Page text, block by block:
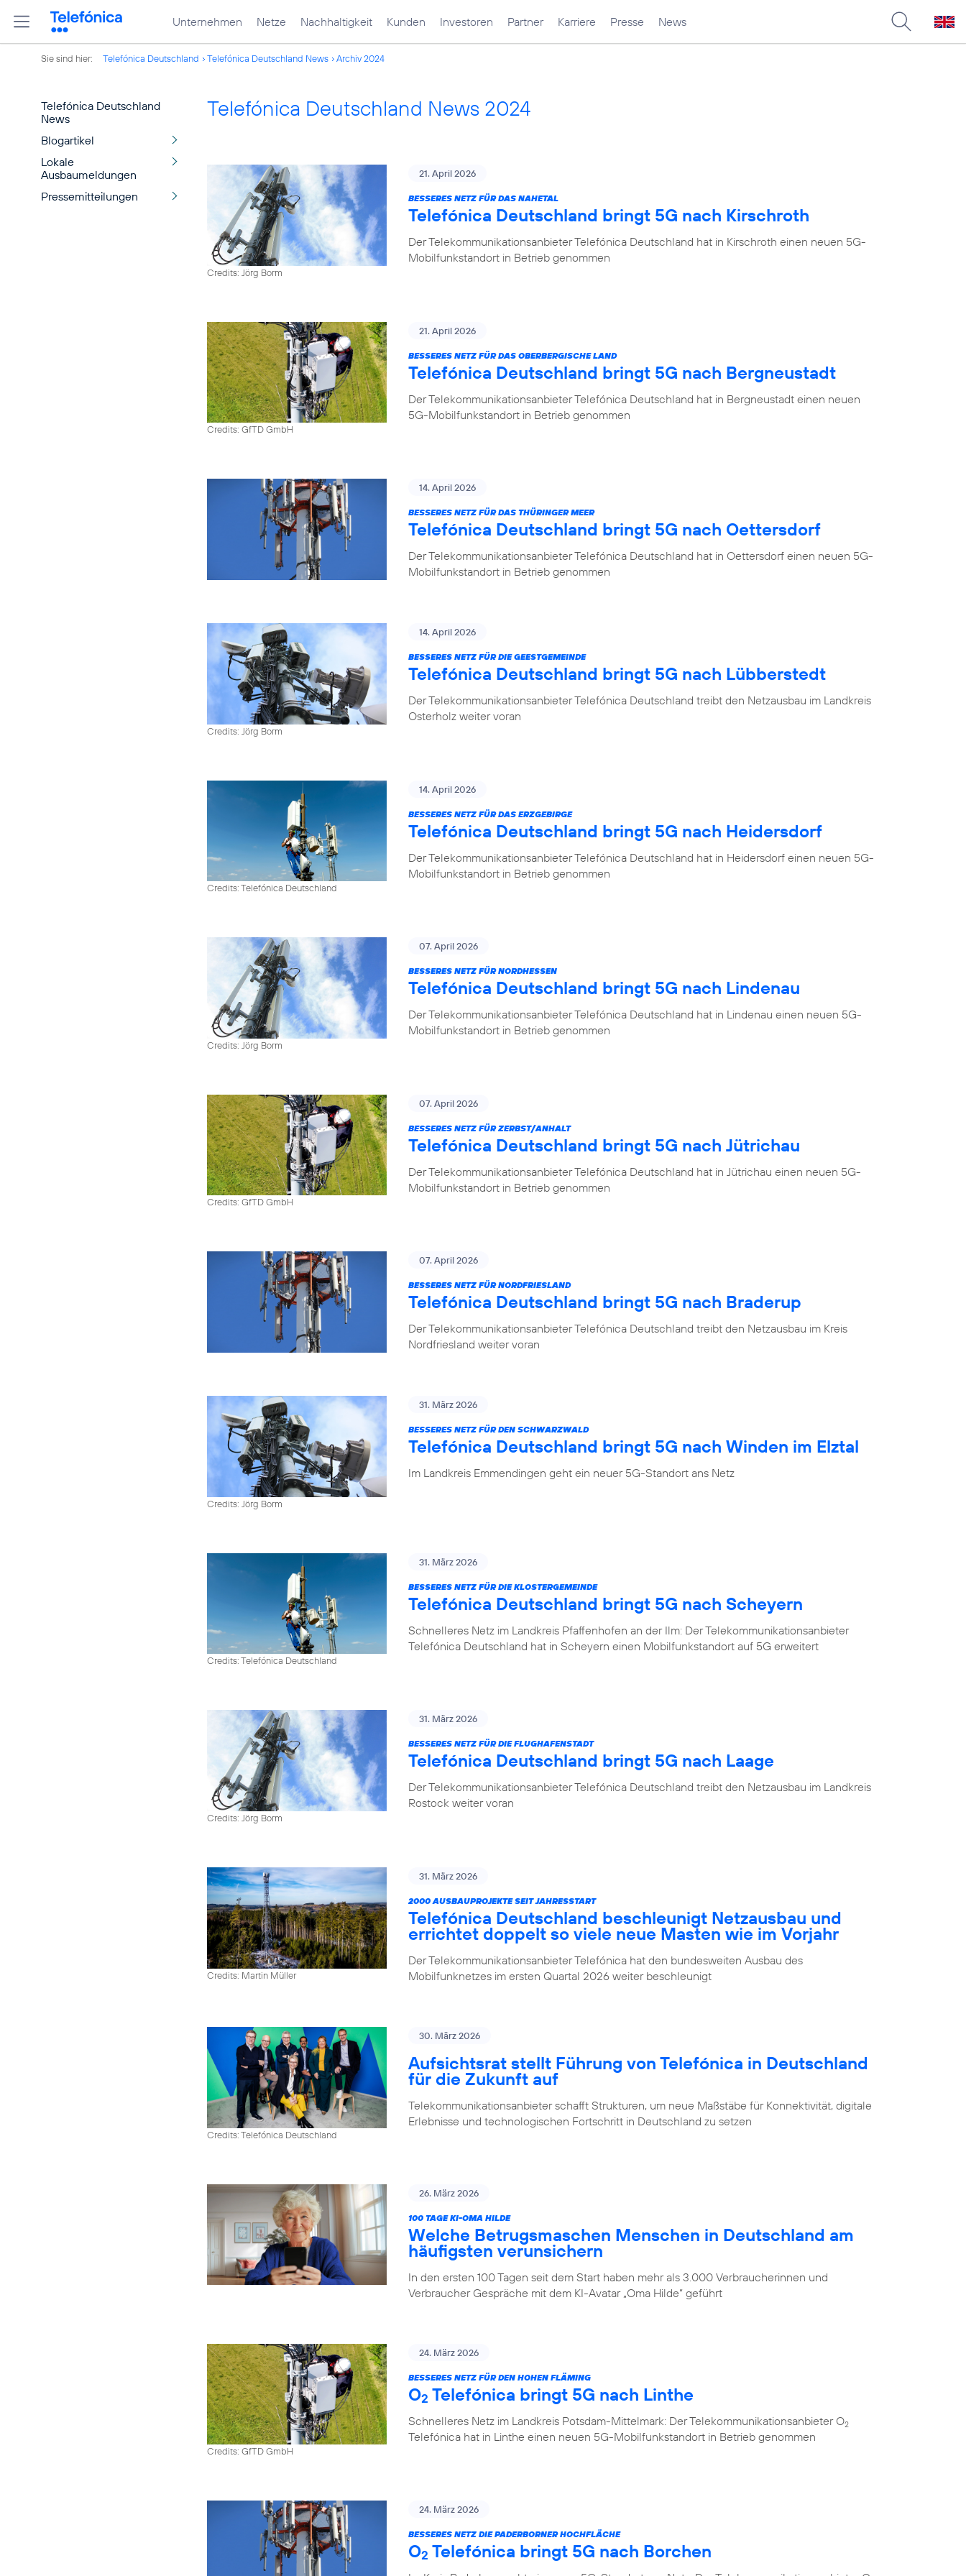
Unternehmen Netze Nachhaltigkeit Kunden Investoren Partner Karriere Presse News
Sie sind hier: Telefónica Deutschland Telefónica Deutschland News Archiv 2024
Telefónica Deutschland
News
Blogartikel
Lokale
Ausbaumeldungen
Pressemitteilungen
Telefónica Deutschland News 2024
Credits: Jörg Borm
21. April 2026
BESSERES NETZ FÜR DAS NAHETAL
Telefónica Deutschland bringt 5G nach Kirschroth
Der Telekommunikationsanbieter Telefónica Deutschland hat in Kirschroth einen neuen 5G-
Mobilfunkstandort in Betrieb genommen
Credits: GfTD GmbH
21. April 2026
BESSERES NETZ FÜR DAS OBERBERGISCHE LAND
Telefónica Deutschland bringt 5G nach Bergneustadt
Der Telekommunikationsanbieter Telefónica Deutschland hat in Bergneustadt einen neuen
5G-Mobilfunkstandort in Betrieb genommen
14. April 2026
BESSERES NETZ FÜR DAS THÜRINGER MEER
Telefónica Deutschland bringt 5G nach Oettersdorf
Der Telekommunikationsanbieter Telefónica Deutschland hat in Oettersdorf einen neuen 5G-
Mobilfunkstandort in Betrieb genommen
Credits: Jörg Borm
14. April 2026
BESSERES NETZ FÜR DIE GEESTGEMEINDE
Telefónica Deutschland bringt 5G nach Lübberstedt
Der Telekommunikationsanbieter Telefónica Deutschland treibt den Netzausbau im Landkreis
Osterholz weiter voran
Credits: Telefónica Deutschland
14. April 2026
BESSERES NETZ FÜR DAS ERZGEBIRGE
Telefónica Deutschland bringt 5G nach Heidersdorf
Der Telekommunikationsanbieter Telefónica Deutschland hat in Heidersdorf einen neuen 5G-
Mobilfunkstandort in Betrieb genommen
Credits: Jörg Borm
07. April 2026
BESSERES NETZ FÜR NORDHESSEN
Telefónica Deutschland bringt 5G nach Lindenau
Der Telekommunikationsanbieter Telefónica Deutschland hat in Lindenau einen neuen 5G-
Mobilfunkstandort in Betrieb genommen
Credits: GfTD GmbH
07. April 2026
BESSERES NETZ FÜR ZERBST/ANHALT
Telefónica Deutschland bringt 5G nach Jütrichau
Der Telekommunikationsanbieter Telefónica Deutschland hat in Jütrichau einen neuen 5G-
Mobilfunkstandort in Betrieb genommen
07. April 2026
BESSERES NETZ FÜR NORDFRIESLAND
Telefónica Deutschland bringt 5G nach Braderup
Der Telekommunikationsanbieter Telefónica Deutschland treibt den Netzausbau im Kreis
Nordfriesland weiter voran
Credits: Jörg Borm
31. März 2026
BESSERES NETZ FÜR DEN SCHWARZWALD
Telefónica Deutschland bringt 5G nach Winden im Elztal
Im Landkreis Emmendingen geht ein neuer 5G-Standort ans Netz
Credits: Telefónica Deutschland
31. März 2026
BESSERES NETZ FÜR DIE KLOSTERGEMEINDE
Telefónica Deutschland bringt 5G nach Scheyern
Schnelleres Netz im Landkreis Pfaffenhofen an der Ilm: Der Telekommunikationsanbieter
Telefónica Deutschland hat in Scheyern einen Mobilfunkstandort auf 5G erweitert
Credits: Jörg Borm
31. März 2026
BESSERES NETZ FÜR DIE FLUGHAFENSTADT
Telefónica Deutschland bringt 5G nach Laage
Der Telekommunikationsanbieter Telefónica Deutschland treibt den Netzausbau im Landkreis
Rostock weiter voran
Credits: Martin Müller
31. März 2026
2000 AUSBAUPROJEKTE SEIT JAHRESSTART
Telefónica Deutschland beschleunigt Netzausbau und
errichtet doppelt so viele neue Masten wie im Vorjahr
Der Telekommunikationsanbieter Telefónica hat den bundesweiten Ausbau des
Mobilfunknetzes im ersten Quartal 2026 weiter beschleunigt
Credits: Telefónica Deutschland
30. März 2026
Aufsichtsrat stellt Führung von Telefónica in Deutschland
für die Zukunft auf
Telekommunikationsanbieter schafft Strukturen, um neue Maßstäbe für Konnektivität, digitale
Erlebnisse und technologischen Fortschritt in Deutschland zu setzen
26. März 2026
100 TAGE KI-OMA HILDE
Welche Betrugsmaschen Menschen in Deutschland am
häufigsten verunsichern
In den ersten 100 Tagen seit dem Start haben mehr als 3.000 Verbraucherinnen und
Verbraucher Gespräche mit dem KI-Avatar „Oma Hilde“ geführt
Credits: GfTD GmbH
24. März 2026
BESSERES NETZ FÜR DEN HOHEN FLÄMING
O2 Telefónica bringt 5G nach Linthe
Schnelleres Netz im Landkreis Potsdam-Mittelmark: Der Telekommunikationsanbieter O2
Telefónica hat in Linthe einen neuen 5G-Mobilfunkstandort in Betrieb genommen
24. März 2026
BESSERES NETZ DIE PADERBORNER HOCHFLÄCHE
O2 Telefónica bringt 5G nach Borchen